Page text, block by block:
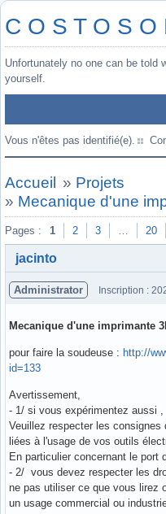
C O S T O S O
Unfortunately no one can be told
yourself.
Vous n'êtes pas identifié(e).
Accueil » Projets
» Mecanique d'une
Pages : 1 2 3 … 20
jacinto
Administrator Inscription :
Mecanique d'une imprimante
pour faire la soudeuse : http://
id=133
Avertissement,
- 1/ si vous expérimentez aussi ,
Veuillez respecter les consignes
liées à l'usage de vos outils
En particulier concernant le port
- 2/ vous devez respecter les
ne pas utiliser ce que vous lirez
un usage commercial ou